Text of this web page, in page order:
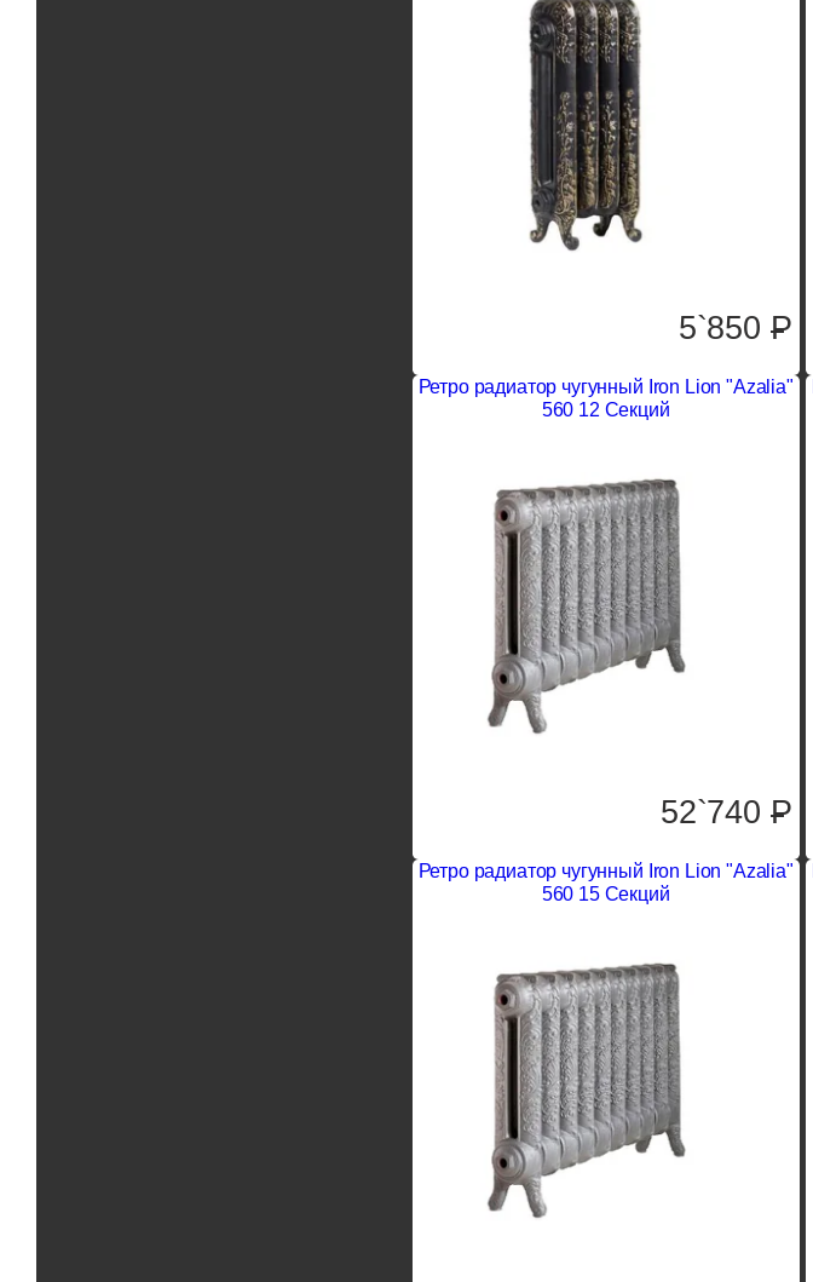
5`850 P
Ретро радиатор чугунный Iron Lion "Azalia"
560 12 Секций
52`740 P
Ретро радиатор чугунный Iron Lion "Azalia"
560 15 Секций